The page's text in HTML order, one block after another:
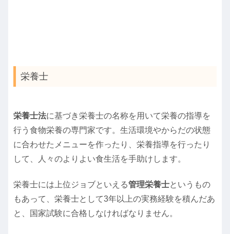
栄養士
栄養士法に基づき栄養士の名称を用いて栄養の指導を
行う食物栄養の専門家です。生活環境やからだの状態
に合わせたメニューを作ったり、栄養指導を行ったり
して、人々のよりよい食生活を手助けします。
栄養士には上位ジョブといえる管理栄養士というもの
もあって、栄養士として3年以上の実務経験を積んだあ
と、国家試験に合格しなければなりません。